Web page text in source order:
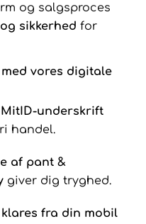
og salgsproces
sikkerhed for
vores digitale
underskrift
handel.
af pant &
giver dig tryghed.
klares fra din mobil